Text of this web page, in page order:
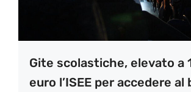
Gite scolastiche, elevato a
euro l’ISEE per accedere al